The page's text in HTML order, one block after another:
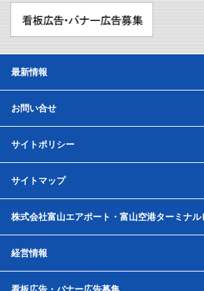
最新情報
お問い合せ
サイトポリシー
サイトマップ
株式会社富山エアポート・富山空港ターミナ
経営情報